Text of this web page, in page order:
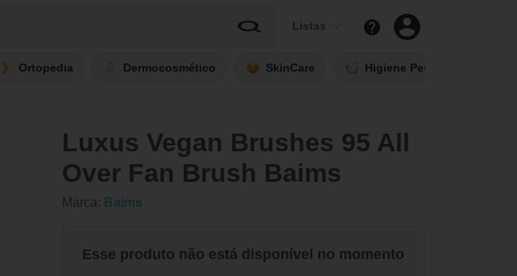
Listas
Ortopedia Dermocosmético SkinCare Higiene Pessoal
Luxus Vegan Brushes 95 All
Over Fan Brush Baims
Marca: Baims
Esse produto não está disponível no momento